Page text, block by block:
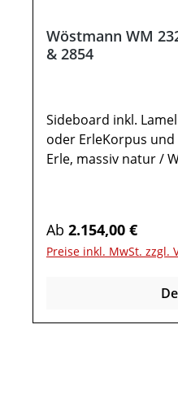
Wöstmann WM
& 2854
Sideboard inkl.
oder ErleKorpus
Erle, massiv natur /
Sideboard
Regulärer Preis:
Ab 2.154,00 €
Preise inkl. MwSt. zzgl.